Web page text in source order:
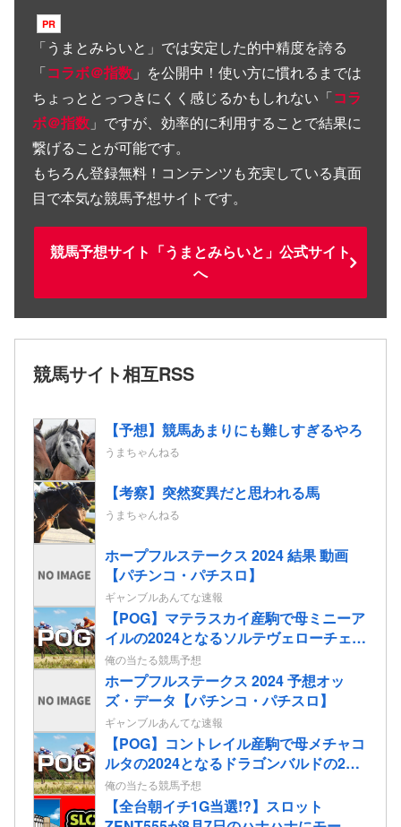
「うまとみらいと 」では安定した的中精度を誇る
「コラボ＠指数 」を公開中！使い方に慣れるまでは
ちょっととっつきにくく感じるかもしれない「コラ
ボ＠指数 」ですが、効率的に利用することで結果に
繋げることが可能です。
もちろん登録無料！コンテンツも充実している真面
目で本気な競馬予想サイトです。
競馬予想サイト「うまとみらいと」公式サイト
へ
競馬サイト相互RSS
【予想】競馬あまりにも難しすぎるやろ
うまちゃんねる
【考察】突然変異だと思われる馬
うまちゃんねる
ホープフルステークス 2024 結果 動画
【パチンコ・パチスロ】
ギャンブルあんてな速報
【POG】マテラスカイ産駒で母ミニーア
イルの2024となるソルテヴェローチェの
2歳情報
俺の当たる競馬予想
ホープフルステークス 2024 予想オッ
ズ・データ【パチンコ・パチスロ】
ギャンブルあんてな速報
【POG】コントレイル産駒で母メチャコ
ルタの2024となるドラゴンバルドの2歳
情報
俺の当たる競馬予想
【全台朝イチ1G当選!?】スロット